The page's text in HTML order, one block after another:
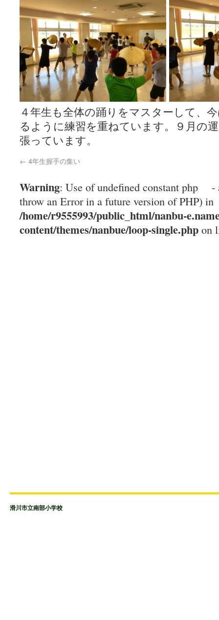
４年生も全体の踊りをマスターして、
るように練習を重ねています。９月の
張っています。
← 4年生握手の集い
Warning: Use of undefined constant php
throw an Error in a future version of PHP) in
/home/r9555993/public_html/nanbu-
content/themes/nanbue/loop-single.php on
滑川市立南部小学校